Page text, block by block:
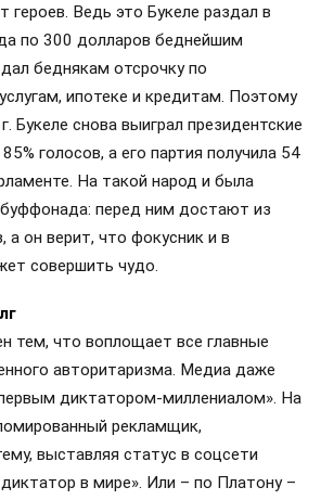
Ведь это Букеле раздал в
по 300 долларов беднейшим
беднякам отсрочку по
ипотеке и кредитам. Поэтому
Букеле снова выиграл президентские
голосов, а его партия получила 54
На такой народ и была
буффонада: перед ним достают из
а он верит, что фокусник и в
совершить чудо.
тем, что воплощает все главные
авторитаризма. Медиа даже
диктатором-миллениалом». На
рекламщик,
выставляя статус в соцсети
в мире». Или – по Платону –